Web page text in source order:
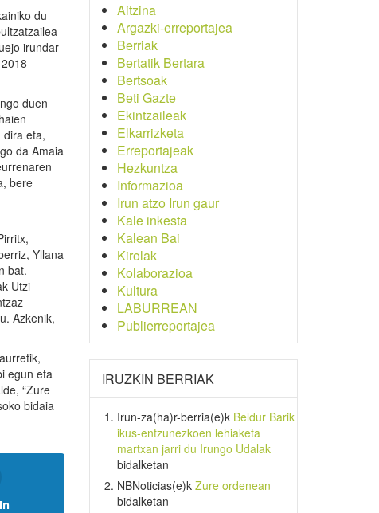
du
irundar
duen
eta,
da Amaia
bere
Yllana
bat.
Utzi
Azkenik,
egun eta
“Zure
bidaia
Aitzina
Argazki-erreportajea
Berriak
Bertatik Bertara
Bertsoak
Beti Gazte
Ekintzaileak
Elkarrizketa
Erreportajeak
Hezkuntza
Informazioa
Irun atzo Irun gaur
Kale inkesta
Kalean Bai
Kirolak
Kolaborazioa
Kultura
LABURREAN
Publierreportajea
IRUZKIN BERRIAK
Irun-za(ha)r-berria(e)k Beldur Barik
ikus-entzunezkoen lehiaketa
martxan jarri du Irungo Udalak
bidalketan
NBNoticias(e)k Zure ordenean
bidalketan